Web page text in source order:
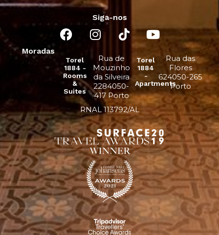
Siga-nos
Moradas
Torel
1884 -
Rooms
&
Suites
Rua de
Mouzinho
da Silveira
2284050-
417 Porto
Torel
1884
-
Apartments
Rua das
Flores
624050-265
Porto
RNAL 113792/AL